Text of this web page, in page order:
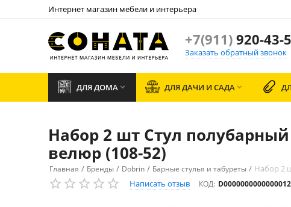
Интернет магазин мебели и интерьера
+7(911)920-43-
Заказать обратный звонок
ДЛЯ ДОМА  ДЛЯ ДАЧИ И САДА 
Набор 2 шт Стул
велюр (108-52)
Главная / Бренды / Dobrin / Барные стулья и табуреты / Набор 2
Написать отзыв
КОД: